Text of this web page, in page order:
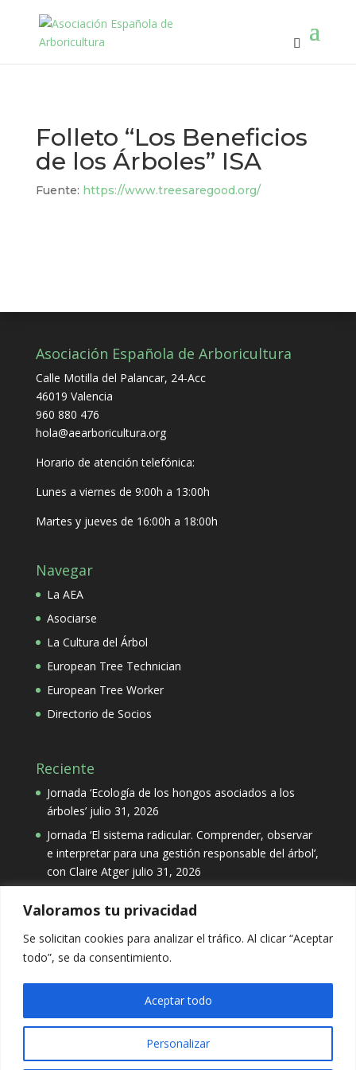
Valoramos tu privacidad
Se solicitan cookies para analizar el tráfico. Al clicar “Aceptar
todo”, se da consentimiento.
Personalizar
Aceptar todo
Folleto “Los Beneficios
de los Árboles” ISA
Fuente: https://www.treesaregood.org/
Asociación Española de Arboricultura
Calle Motilla del Palancar, 24-Acc
46019 Valencia
960 880 476
hola@aearboricultura.org
Horario de atención telefónica:
Lunes a viernes de 9:00h a 13:00h
Martes y jueves de 16:00h a 18:00h
Navegar
La AEA
Asociarse
La Cultura del Árbol
European Tree Technician
European Tree Worker
Directorio de Socios
Reciente
Jornada ‘Ecología de los hongos asociados a los
árboles’ julio 31, 2026
Jornada ‘El sistema radicular. Comprender, observar
e interpretar para una gestión responsable del árbol’,
con Claire Atger julio 31, 2026
Categorías